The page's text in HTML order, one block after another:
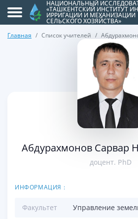
НАЦИОНАЛЬНЫЙ
«ТАШКЕНТСКИЙ ИНСТИТУТ
ИРРИГАЦИИ И МЕХАНИЗАЦИИ
СЕЛЬСКОГО ХОЗЯЙСТВА»
Главная Список учителей
Абдурахмонов Сарвар
доцент. PhD
ИНФОРМАЦИЯ :
Факультет Управление